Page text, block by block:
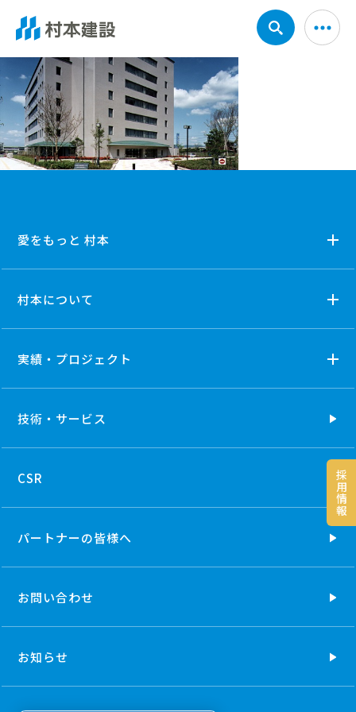
採
用
情
報
愛をもっと 村本
村本について
実績・プロジェクト
技術・ サービス
CSR
パートナーの皆様へ
お問い合わせ
お知らせ